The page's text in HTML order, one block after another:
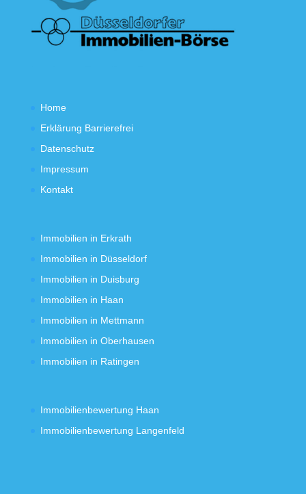
Home
Erklärung Barrierefrei
Datenschutz
Impressum
Kontakt
Immobilien in Erkrath
Immobilien in Düsseldorf
Immobilien in Duisburg
Immobilien in Haan
Immobilien in Mettmann
Immobilien in Oberhausen
Immobilien in Ratingen
Immobilienbewertung Haan
Immobilienbewertung Langenfeld